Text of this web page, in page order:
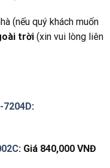
(nếu quý khách muốn
trời (xin vui lòng liên
7204D:
: Giá 840,000 VNĐ